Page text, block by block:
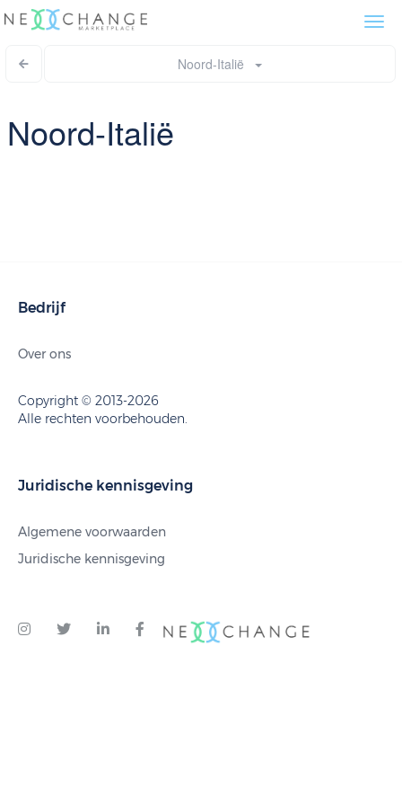
Noord-Italië
Noord-Italië
Bedrijf
Over ons
Copyright © 2013-2026
Alle rechten voorbehouden.
Juridische kennisgeving
Algemene voorwaarden
Juridische kennisgeving